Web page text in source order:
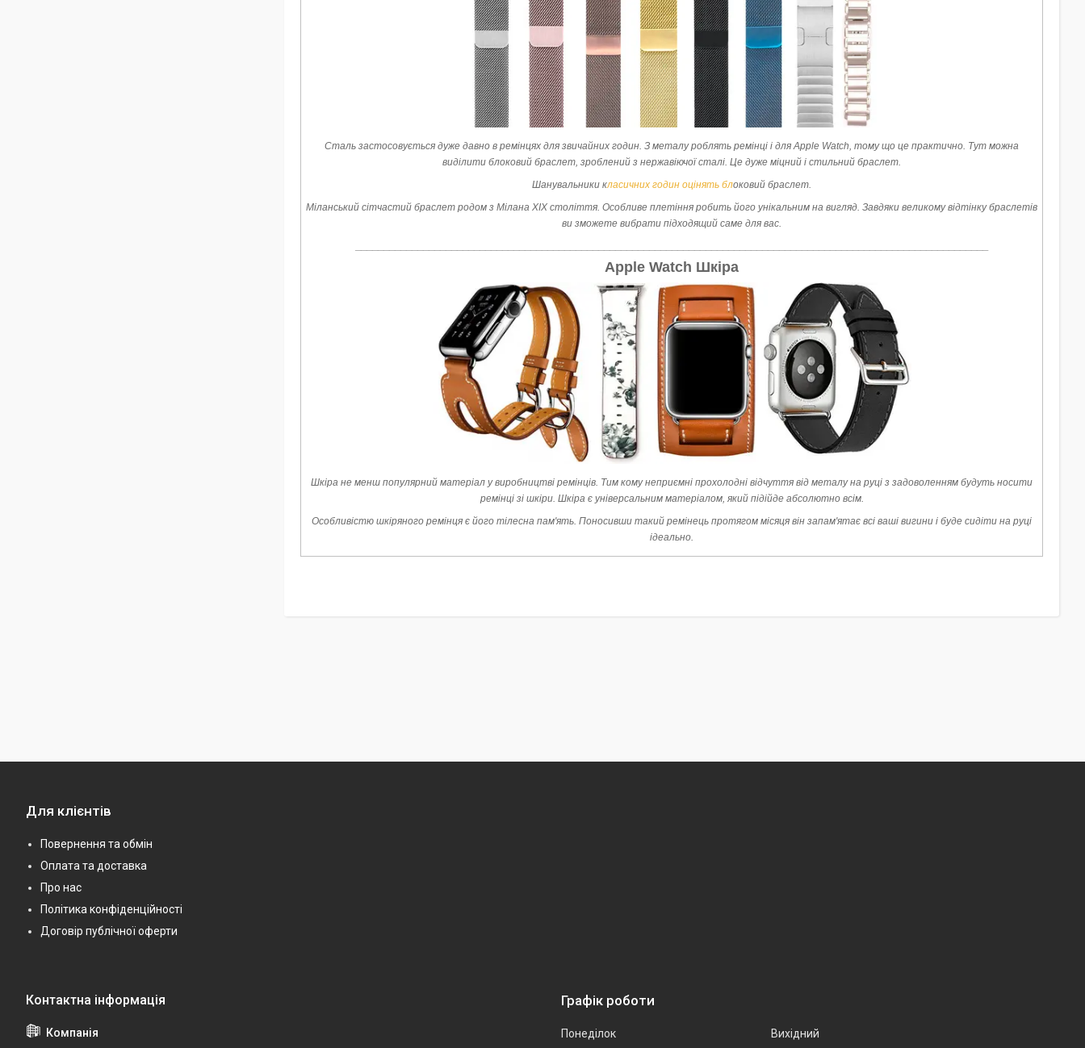
Сталь застосовується дуже давно в ремінцях для звичайних годин. З металу роблять ремінці і для Apple Watch, тому що це практично. Тут можна
виділити блоковий браслет, зроблений з нержавіючої сталі. Це дуже міцний і стильний браслет.
Шанувальники класичних годин оцінять блоковий браслет.
Міланський сітчастий браслет родом з Мілана XIX століття. Особливе плетіння робить його унікальним на вигляд. Завдяки великому відтінку браслетів
ви зможете вибрати підходящий саме для вас.
Apple Watch Шкіра
Шкіра не менш популярний матеріал у виробництві ремінців. Тим кому неприємні прохолодні відчуття від металу на руці з задоволенням будуть носити
ремінці зі шкіри. Шкіра є універсальним матеріалом, який підійде абсолютно всім.
Особливістю шкіряного ремінця є його тілесна пам'ять. Поносивши такий ремінець протягом місяця він запам'ятає всі ваші вигини і буде сидіти на руці
ідеально.
Для клієнтів
Повернення та обмін
Оплата та доставка
Про нас
Політика конфіденційності
Договір публічної оферти
Графік роботи
Понеділок Вихідний